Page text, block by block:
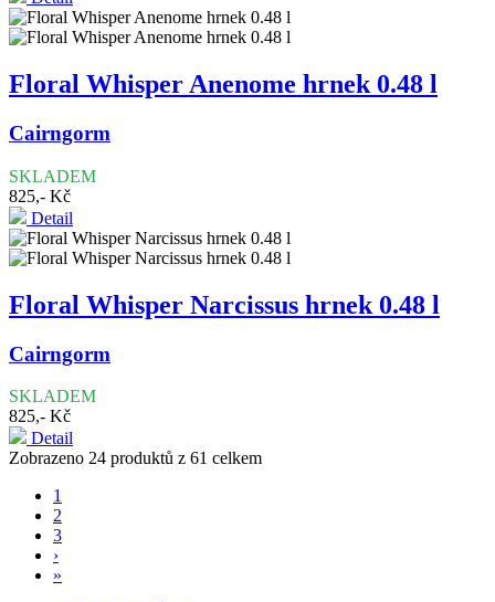
Floral Whisper Anenome hrnek 0.48 l
Cairngorm
SKLADEM
825,- Kč
Detail
Floral Whisper Narcissus hrnek 0.48 l
Cairngorm
SKLADEM
825,- Kč
Detail
Zobrazeno 24 produktů z 61 celkem
1
2
3
›
»